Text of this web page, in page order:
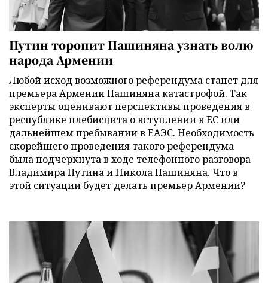
Путин торопит Пашиняна узнать волю
народа Армении
Любой исход возможного референдума станет для
премьера Армении Пашиняна катастрофой. Так
эксперты оценивают перспективы проведения в
республике плебисцита о вступлении в ЕС или
дальнейшем пребывании в ЕАЭС. Необходимость
скорейшего проведения такого референдума
была подчеркнута в ходе телефонного разговора
Владимира Путина и Никола Пашиняна. Что в
этой ситуации будет делать премьер Армении?